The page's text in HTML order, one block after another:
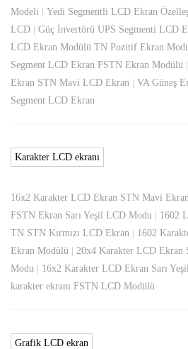
Modeli | Yedi Segmentli LCD Ekran
LCD | Güç İnvertörü UPS Segmenti LCD
LCD Ekran Modülü TN Pozitif Ekran
Segment LCD Ekran FSTN Ekran Modülü |
Ekran STN Mavi LCD Ekran | VA Güneş
Segment LCD Ekran
Karakter LCD ekranı
16x2 Karakter LCD Ekran STN Mavi Ekran
FSTN Ekran Sarı Yeşil LCD Modu | 1602
TN STN Kırmızı LCD Ekran | 1602
Ekran Modülü | 20x4 Karakter LCD
Modu | 16x2 Karakter LCD Ekran Sarı
karakter ekranı FSTN LCD Modülü
Grafik LCD ekran